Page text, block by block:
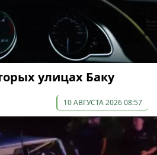
улицах Баку
10 АВГУСТА 2026 08:57